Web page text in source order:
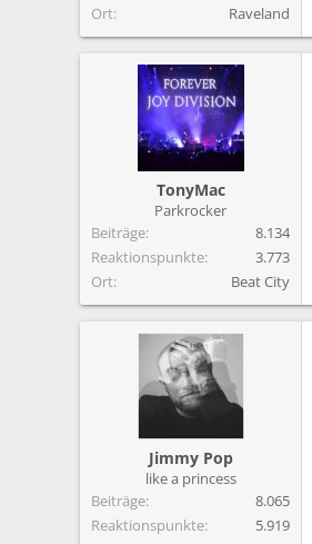
Ort
Raveland
TonyMac
Parkrocker
Beiträge
8.134
Reaktionspunkte
3.773
Ort
Beat City
Jimmy Pop
like a princess
Beiträge
8.065
Reaktionspunkte
5.919